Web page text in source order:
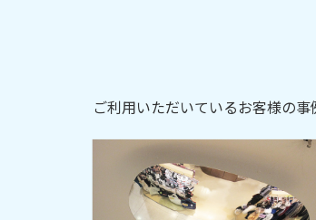
ご利用いただいているお客様の事